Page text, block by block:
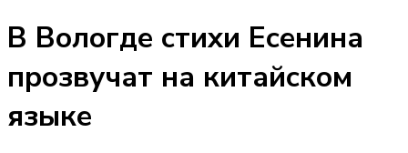
В Вологде стихи Есенина
прозвучат на китайском
языке